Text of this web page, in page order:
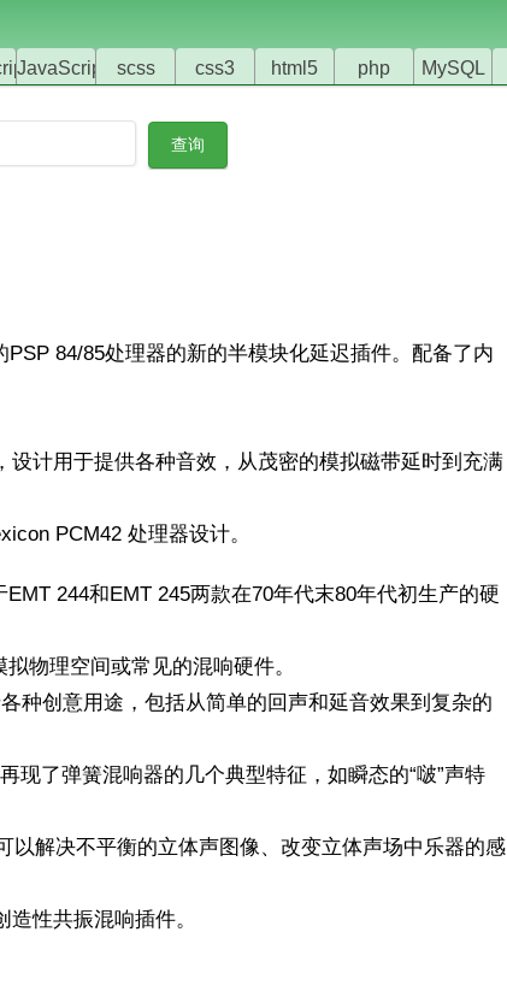
JavaScript scss css3 html5 php MySQL
PSP 84/85处理器的新的半模块化延迟插件。配备了内
设计用于提供各种音效，从茂密的模拟磁带延时到充满
PCM42 处理器设计。
EMT 244和EMT 245两款在70年代末80年代初生产的硬
物理空间或常见的混响硬件。
种创意用途，包括从简单的回声和延音效果到复杂的
现了弹簧混响器的几个典型特征，如瞬态的“啵”声特
以解决不平衡的立体声图像、改变立体声场中乐器的感
造性共振混响插件。